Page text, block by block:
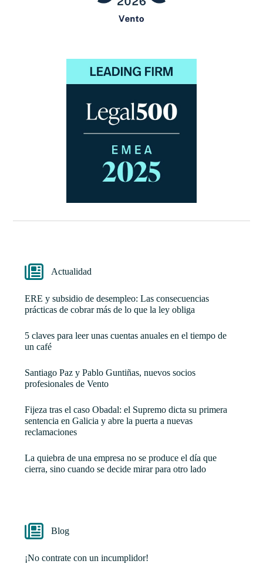
Actualidad
ERE y subsidio de desempleo: Las consecuencias
prácticas de cobrar más de lo que la ley obliga
5 claves para leer unas cuentas anuales en el tiempo de
un café
Santiago Paz y Pablo Guntiñas, nuevos socios
profesionales de Vento
Fijeza tras el caso Obadal: el Supremo dicta su primera
sentencia en Galicia y abre la puerta a nuevas
reclamaciones
La quiebra de una empresa no se produce el día que
cierra, sino cuando se decide mirar para otro lado
Blog
¡No contrate con un incumplidor!